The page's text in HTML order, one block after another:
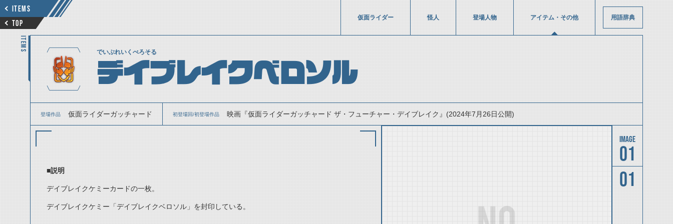
ITEMS
TOP
仮面ライダー 怪人 登場人物 アイテム・その他 用語辞典
ITEMS
でいぶれいくべろそる
デイブレイクベロソル
登場作品 仮面ライダーガッチャード 初登場回/初登場作品 映画『仮面ライダーガッチャード ザ・フューチャー・デイブレイク』(2024年7月26日公開)
■説明
デイブレイクケミーカードの一枚。
デイブレイクケミー「デイブレイクベロソル」を封印している。
01
01